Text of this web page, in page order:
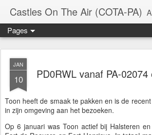
Castles On The Air (COTA-PA) Award
Pages
JAN
10 PD0RWL vanaf PA-02074
Toon heeft de smaak te pakken en is de
in zijn omgeving aan het bezoeken.
Op 6 januari was Toon actief bij Halsteren